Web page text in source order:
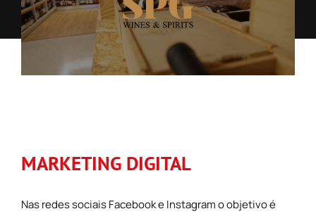
MARKETING DIGITAL
Nas redes sociais Facebook e Instagram o objetivo é